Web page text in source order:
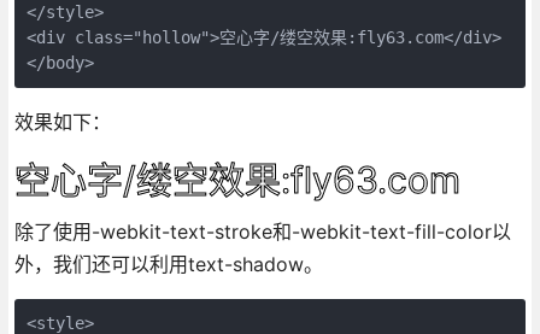
</style>
<div class="hollow">空心字/缕空效果:fly63.com</div>
</body>
效果如下：
空心字/缕空效果:fly63.com
除了使用-webkit-text-stroke和-webkit-text-fill-color以
外，我们还可以利用text-shadow。
<style>